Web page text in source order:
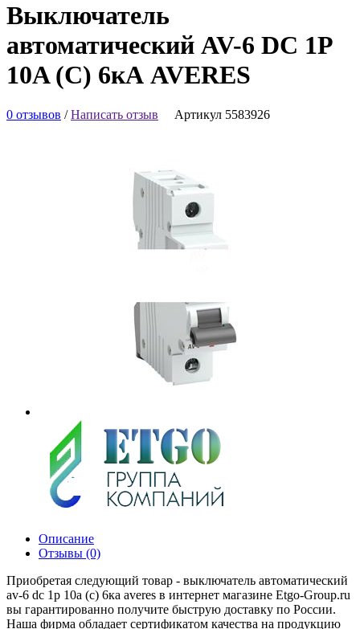
Выключатель
автоматический AV-6 DC 1P
10A (C) 6кА AVERES
0 отзывов /Написать отзыв Артикул 5583926
Описание
Отзывы (0)
Приобретая следующий товар - выключатель автоматический
av-6 dc 1p 10a (c) 6ка averes в интернет магазине Etgo-Group.ru
вы гарантированно получите быструю доставку по России.
Наша фирма обладает сертификатом качества на продукцию